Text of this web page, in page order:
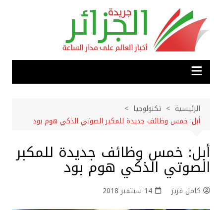
المحتوى
الرئيسية
تكنولوجيا
أبل: خمس وظائف جديدة للمكبر الصوتي الذكي هوم بود
أبل: خمس وظائف جديدة للمكبر
الصوتي الذكي هوم بود
كامل فزيز 14 سبتمبر 2018